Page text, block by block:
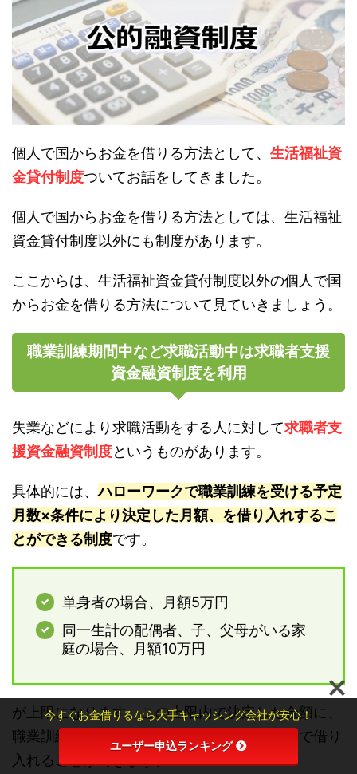
個人で国からお金を借りる方法として、 生活福祉資
金貸付制度ついてお話をしてきました。
個人で国からお金を借りる方法としては、生活福祉
資金貸付制度以外にも制度があります。
ここからは、生活福祉資金貸付制度以外の個人で国
からお金を借りる方法について見ていきましょう。
職業訓練期間中など求職活動中は求職者支援
資金融資制度を利用
失業などにより求職活動をする人に対して求職者支
援資金融資制度というものがあります。
具体的には、ハローワークで職業訓練を受ける予定
月数×条件により決定した月額、を借り入れするこ
とができる制度です。
単身者の場合、月額5万円
同一生計の配偶者、子、父母がいる家
庭の場合、月額10万円
が上限になります。この上限内で決定した金額に、
職業訓練の受講予定月数を掛けた金額を一括で借り
入れることができます。
今すぐお金借りるなら大手キャッシング会社が安心！
ユーザー申込ランキング